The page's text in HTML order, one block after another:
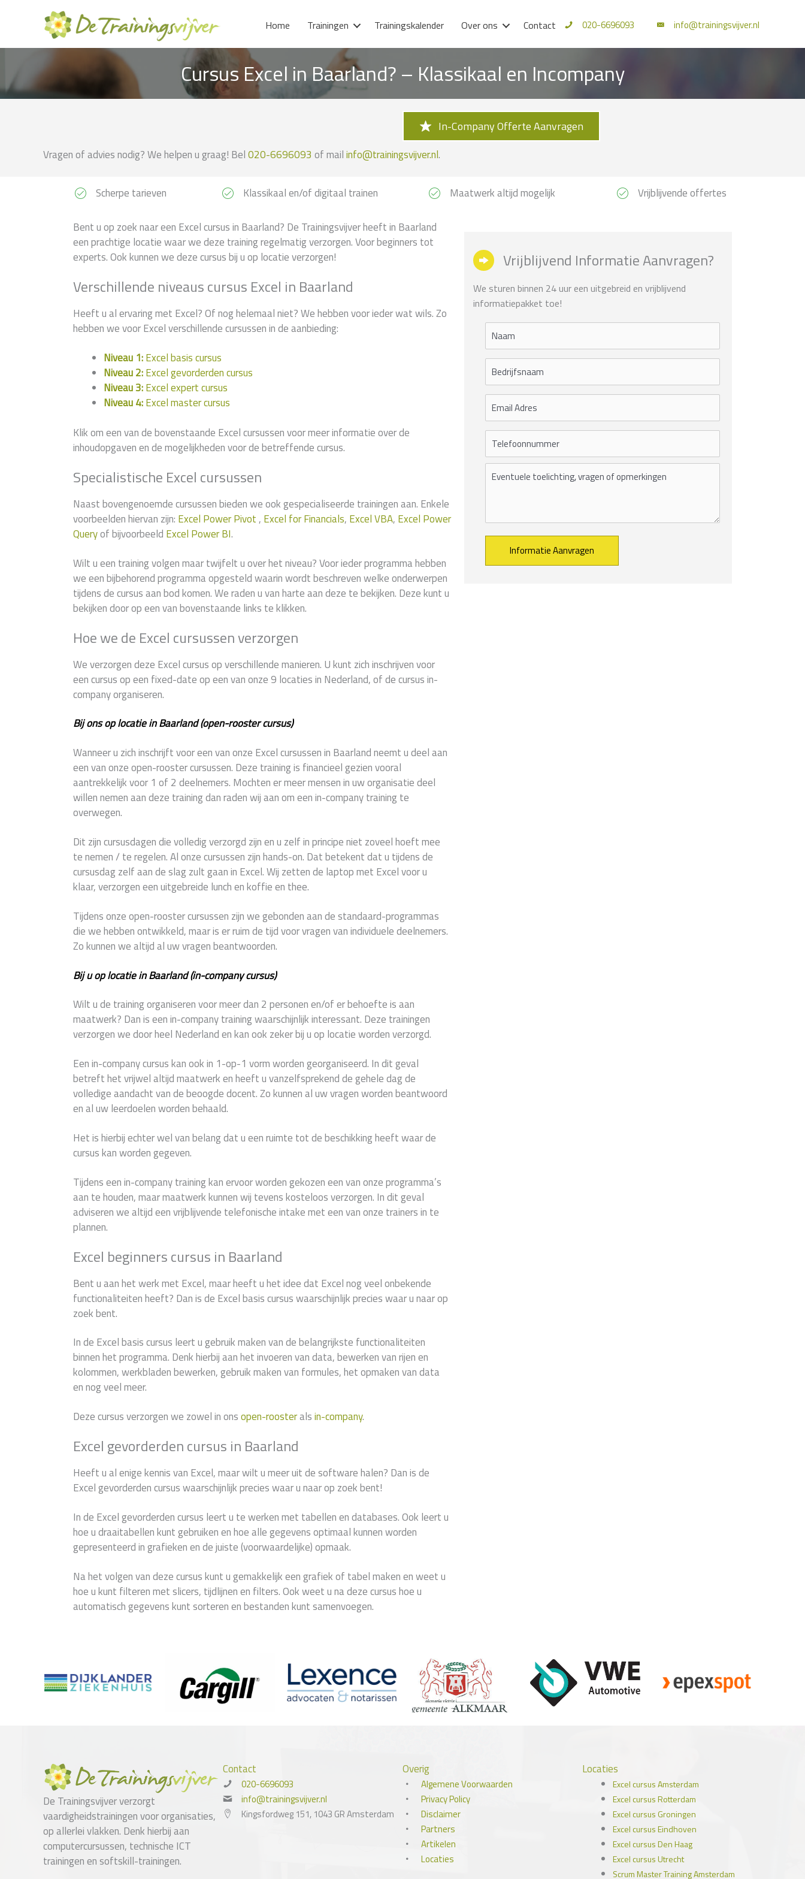
inhoud
Home Trainingen Trainingskalender Over ons Contact 020-6696093 info@trainingsvijver.nl
Cursus Excel in Baarland? – Klassikaal en Incompany
In-Company Offerte Aanvragen
Vragen of advies nodig? We helpen u graag! Bel020-6696093 of mailinfo@trainingsvijver.nl.
Scherpe tarieven Klassikaal en/of digitaal trainen Maatwerk altijd mogelijk Vrijblijvende offertes
Bent u op zoek naar een Excel cursus in Baarland? De Trainingsvijver heeft in Baarland
een prachtige locatie waar we deze training regelmatig verzorgen. Voor beginners tot
experts. Ook kunnen we deze cursus bij u op locatie verzorgen!
Verschillende niveaus cursus Excel in Baarland
Heeft u al ervaring met Excel? Of nog helemaal niet? We hebben voor ieder wat wils. Zo
hebben we voor Excel verschillende cursussen in de aanbieding:
Niveau 1:Excel basis cursus
Niveau 2:Excel gevorderden cursus
Niveau 3:Excel expert cursus
Niveau 4:Excel master cursus
Klik om een van de bovenstaande Excel cursussen voor meer informatie over de
inhoudopgaven en de mogelijkheden voor de betreffende cursus.
Specialistische Excel cursussen
Naast bovengenoemde cursussen bieden we ook gespecialiseerde trainingen aan. Enkele
voorbeelden hiervan zijn: Excel Power Pivot , Excel for Financials, Excel VBA, Excel Power
Queryof bijvoorbeeld Excel Power BI.
Wilt u een training volgen maar twijfelt u over het niveau? Voor ieder programma hebben
we een bijbehorend programma opgesteld waarin wordt beschreven welke onderwerpen
tijdens de cursus aan bod komen. We raden u van harte aan deze te bekijken. Deze kunt u
bekijken door op een van bovenstaande links te klikken.
Hoe we de Excel cursussen verzorgen
We verzorgen deze Excel cursus op verschillende manieren. U kunt zich inschrijven voor
een cursus op een fixed-date op een van onze 9 locaties in Nederland, of de cursus in-
company organiseren.
Bij ons op locatie in Baarland (open-rooster cursus)
Wanneer u zich inschrijft voor een van onze Excel cursussen in Baarland neemt u deel aan
een van onze open-rooster cursussen. Deze training is financieel gezien vooral
aantrekkelijk voor 1 of 2 deelnemers. Mochten er meer mensen in uw organisatie deel
willen nemen aan deze training dan raden wij aan om een in-company training te
overwegen.
Dit zijn cursusdagen die volledig verzorgd zijn en u zelf in principe niet zoveel hoeft mee
te nemen / te regelen. Al onze cursussen zijn hands-on. Dat betekent dat u tijdens de
cursusdag zelf aan de slag zult gaan in Excel. Wij zetten de laptop met Excel voor u
klaar, verzorgen een uitgebreide lunch en koffie en thee.
Tijdens onze open-rooster cursussen zijn we gebonden aan de standaard-programmas
die we hebben ontwikkeld, maar is er ruim de tijd voor vragen van individuele deelnemers.
Zo kunnen we altijd al uw vragen beantwoorden.
Bij u op locatie in Baarland (in-company cursus)
Wilt u de training organiseren voor meer dan 2 personen en/of er behoefte is aan
maatwerk? Dan is een in-company training waarschijnlijk interessant. Deze trainingen
verzorgen we door heel Nederland en kan ook zeker bij u op locatie worden verzorgd.
Een in-company cursus kan ook in 1-op-1 vorm worden georganiseerd. In dit geval
betreft het vrijwel altijd maatwerk en heeft u vanzelfsprekend de gehele dag de
volledige aandacht van de beoogde docent. Zo kunnen al uw vragen worden beantwoord
en al uw leerdoelen worden behaald.
Het is hierbij echter wel van belang dat u een ruimte tot de beschikking heeft waar de
cursus kan worden gegeven.
Tijdens een in-company training kan ervoor worden gekozen een van onze programma’s
aan te houden, maar maatwerk kunnen wij tevens kosteloos verzorgen. In dit geval
adviseren we altijd een vrijblijvende telefonische intake met een van onze trainers in te
plannen.
Excel beginners cursus in Baarland
Bent u aan het werk met Excel, maar heeft u het idee dat Excel nog veel onbekende
functionaliteiten heeft? Dan is de Excel basis cursus waarschijnlijk precies waar u naar op
zoek bent.
In de Excel basis cursus leert u gebruik maken van de belangrijkste functionaliteiten
binnen het programma. Denk hierbij aan het invoeren van data, bewerken van rijen en
kolommen, werkbladen bewerken, gebruik maken van formules, het opmaken van data
en nog veel meer.
Deze cursus verzorgen we zowel in onsopen-roosteralsin-company.
Excel gevorderden cursus in Baarland
Heeft u al enige kennis van Excel, maar wilt u meer uit de software halen? Dan is de
Excel gevorderden cursus waarschijnlijk precies waar u naar op zoek bent!
In de Excel gevorderden cursus leert u te werken met tabellen en databases. Ook leert u
hoe u draaitabellen kunt gebruiken en hoe alle gegevens optimaal kunnen worden
gepresenteerd in grafieken en de juiste (voorwaardelijke) opmaak.
Na het volgen van deze cursus kunt u gemakkelijk een grafiek of tabel maken en weet u
hoe u kunt filteren met slicers, tijdlijnen en filters. Ook weet u na deze cursus hoe u
automatisch gegevens kunt sorteren en bestanden kunt samenvoegen.
Vrijblijvend Informatie Aanvragen?
We sturen binnen 24 uur een uitgebreid en vrijblijvend
informatiepakket toe!
De Trainingsvijver verzorgt
vaardigheidstrainingen voor organisaties,
op allerlei vlakken. Denk hierbij aan
computercursussen, technische ICT
trainingen en softskill-trainingen.
Contact
020-6696093
info@trainingsvijver.nl
Kingsfordweg 151, 1043 GR Amsterdam
Overig
Algemene Voorwaarden
Privacy Policy
Disclaimer
Partners
Artikelen
Locaties
Locaties
Excel cursus Amsterdam
Excel cursus Rotterdam
Excel cursus Groningen
Excel cursus Eindhoven
Excel cursus Den Haag
Excel cursus Utrecht
Scrum Master Training Amsterdam